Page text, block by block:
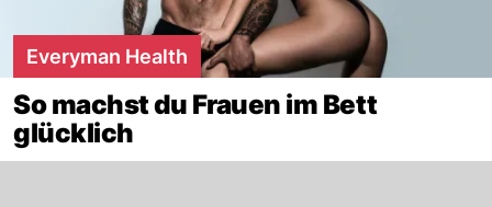
Everyman Health
So machst du Frauen im Bett
glücklich